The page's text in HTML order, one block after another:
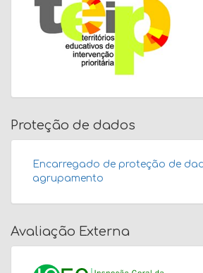
Proteção de dados
Encarregado de proteção de
agrupamento
Avaliação Externa